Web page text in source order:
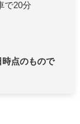
で20分
点のもので